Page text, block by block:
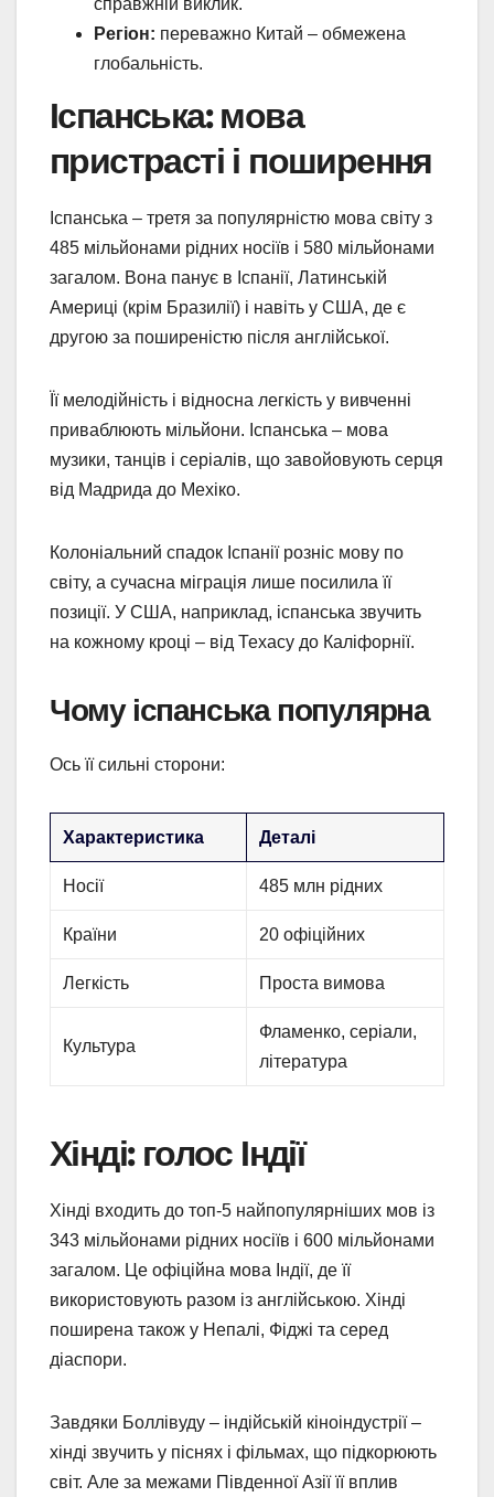
справжній виклик.
Регіон: переважно Китай – обмежена
глобальність.
Іспанська: мова
пристрасті і поширення
Іспанська – третя за популярністю мова світу з
485 мільйонами рідних носіїв і 580 мільйонами
загалом. Вона панує в Іспанії, Латинській
Америці (крім Бразилії) і навіть у США, де є
другою за поширеністю після англійської.
Її мелодійність і відносна легкість у вивченні
приваблюють мільйони. Іспанська – мова
музики, танців і серіалів, що завойовують серця
від Мадрида до Мехіко.
Колоніальний спадок Іспанії розніс мову по
світу, а сучасна міграція лише посилила її
позиції. У США, наприклад, іспанська звучить
на кожному кроці – від Техасу до Каліфорнії.
Чому іспанська популярна
Ось її сильні сторони:
Характеристика Деталі
Носії 485 млн рідних
Країни 20 офіційних
Легкість Проста вимова
Культура
Фламенко, серіали,
література
Хінді: голос Індії
Хінді входить до топ-5 найпопулярніших мов із
343 мільйонами рідних носіїв і 600 мільйонами
загалом. Це офіційна мова Індії, де її
використовують разом із англійською. Хінді
поширена також у Непалі, Фіджі та серед
діаспори.
Завдяки Боллівуду – індійській кіноіндустрії –
хінді звучить у піснях і фільмах, що підкорюють
світ. Але за межами Південної Азії її вплив